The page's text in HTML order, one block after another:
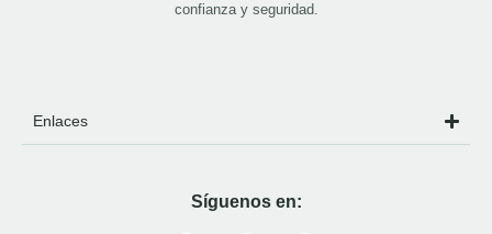
confianza y seguridad.
Enlaces
Síguenos en: